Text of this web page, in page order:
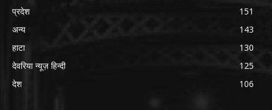
प्रदेश
151
अन्य
143
हाटा
130
देवरिया न्यूज़ हिन्दी
125
देश
106